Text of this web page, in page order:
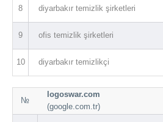
8 diyarbakır temizlik şirketleri
9 ofis temizlik şirketleri
10 diyarbakır temizlikçi
№
logoswar.com
(google.com.tr)